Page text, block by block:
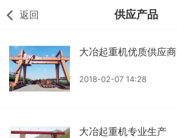
返回 供应产品
大冶起重机优质供应商
2018-02-07 14:28
大冶起重机专业生产